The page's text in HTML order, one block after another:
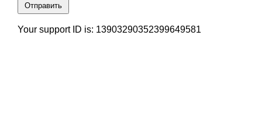
Отправить
Your support ID is: 13903290352399649581